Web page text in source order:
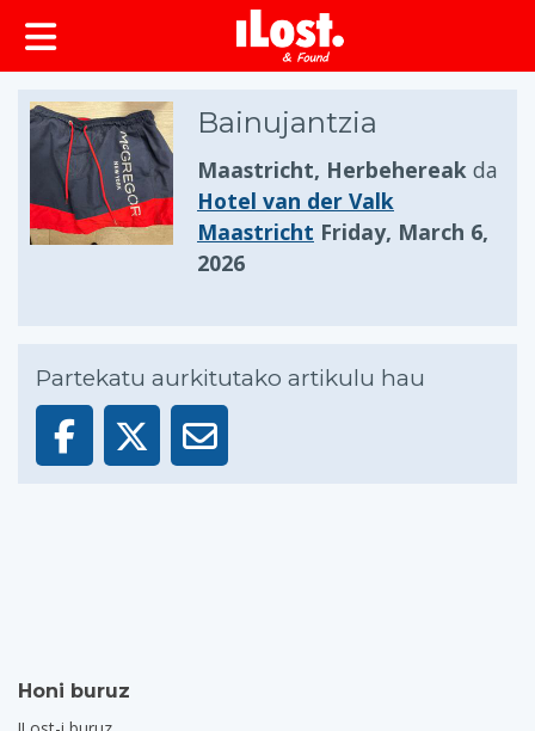
Bainujantzia
Maastricht, Herbehereak da
Hotel van der Valk
Maastricht Friday, March 6,
2026
Partekatu aurkitutako artikulu hau
Honi buruz